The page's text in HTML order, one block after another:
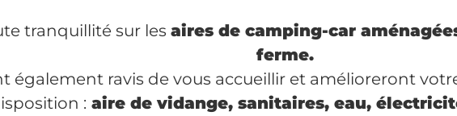
tranquillité sur les aires de camping-car
ferme.
également ravis de vous accueillir et amélioreront
: aire de vidange, sanitaires, eau,